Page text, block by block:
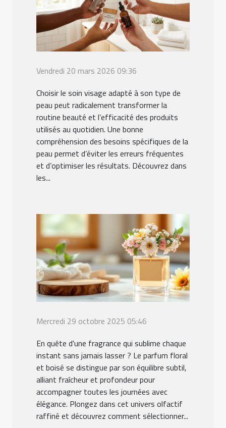
Vendredi 20 mars 2026 09:36
Choisir le soin visage adapté à son type de
peau peut radicalement transformer la
routine beauté et l’efficacité des produits
utilisés au quotidien. Une bonne
compréhension des besoins spécifiques de la
peau permet d’éviter les erreurs fréquentes
et d’optimiser les résultats. Découvrez dans
les...
Mercredi 29 octobre 2025 05:46
En quête d'une fragrance qui sublime chaque
instant sans jamais lasser ? Le parfum floral
et boisé se distingue par son équilibre subtil,
alliant fraîcheur et profondeur pour
accompagner toutes les journées avec
élégance. Plongez dans cet univers olfactif
raffiné et découvrez comment sélectionner...